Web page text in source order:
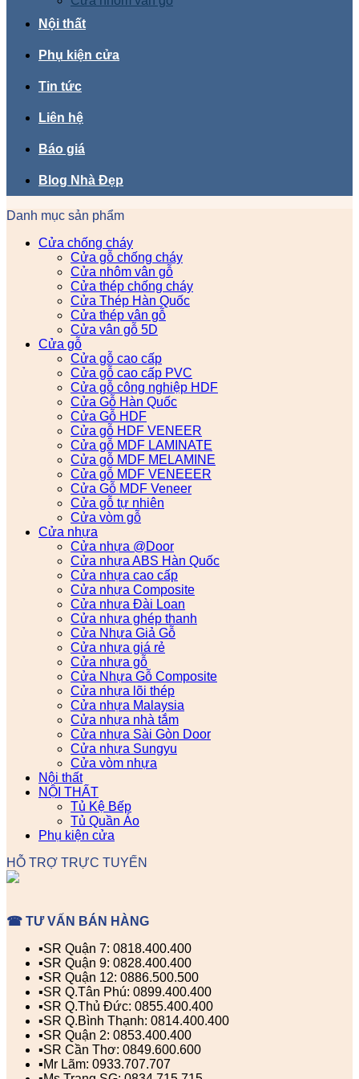
Nội thất
Phụ kiện cửa
Tin tức
Liên hệ
Báo giá
Blog Nhà Đẹp
Danh mục sản phẩm
Cửa chống cháy
Cửa gỗ chống cháy
Cửa nhôm vân gỗ
Cửa thép chống cháy
Cửa Thép Hàn Quốc
Cửa thép vân gỗ
Cửa vân gỗ 5D
Cửa gỗ
Cửa gỗ cao cấp
Cửa gỗ cao cấp PVC
Cửa gỗ công nghiệp HDF
Cửa Gỗ Hàn Quốc
Cửa Gỗ HDF
Cửa gỗ HDF VENEER
Cửa gỗ MDF LAMINATE
Cửa gỗ MDF MELAMINE
Cửa gỗ MDF VENEEER
Cửa Gỗ MDF Veneer
Cửa gỗ tự nhiên
Cửa vòm gỗ
Cửa nhựa
Cửa nhựa @Door
Cửa nhựa ABS Hàn Quốc
Cửa nhựa cao cấp
Cửa nhựa Composite
Cửa nhựa Đài Loan
Cửa nhựa ghép thanh
Cửa Nhựa Giả Gỗ
Cửa nhựa giá rẻ
Cửa nhựa gỗ
Cửa Nhựa Gỗ Composite
Cửa nhựa lõi thép
Cửa nhựa Malaysia
Cửa nhựa nhà tắm
Cửa nhựa Sài Gòn Door
Cửa nhựa Sungyu
Cửa vòm nhựa
Nội thất
NỘI THẤT
Tủ Kệ Bếp
Tủ Quần Áo
Phụ kiện cửa
HỖ TRỢ TRỰC TUYẾN
☎ TƯ VẤN BÁN HÀNG
▪️SR Quận 7: 0818.400.400
▪️SR Quận 9: 0828.400.400
▪️SR Quận 12: 0886.500.500
▪️SR Q.Tân Phú: 0899.400.400
▪️SR Q.Thủ Đức: 0855.400.400
▪️SR Q.Bình Thạnh: 0814.400.400
▪️SR Quận 2: 0853.400.400
▪️SR Cần Thơ: 0849.600.600
▪️Mr Lãm: 0933.707.707